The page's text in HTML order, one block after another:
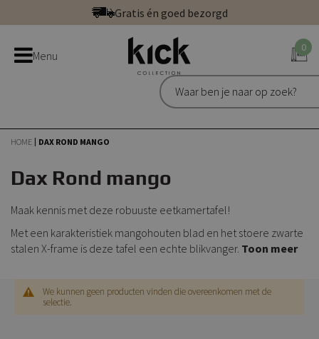
direct
naar
Gratis én goed bezorgd
Bestel bij de officiële Kick webshop
Uitstekend | 300+ reviews
Gratis én goed bezorgd
Menu
0
HOME DAX ROND MANGO
Dax Rond mango
Maak kennis met deze robuuste eetkamertafel!
Met een karakteristiek mangohouten blad en het stoere zwarte
stalen X-frame is deze tafel een echte blikvanger. Toon meer
We kunnen geen producten vinden die overeenkomen met de
selectie.